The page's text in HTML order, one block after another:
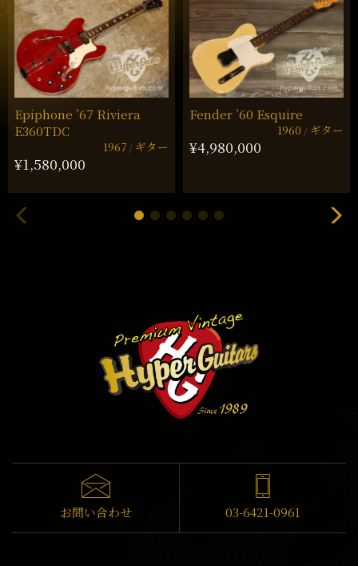
Epiphone ’67 Riviera
E360TDC
1967 ギター
¥1,580,000
Fender ’60 Esquire
1960 ギター
¥4,980,000
お問い合わせ 03-6421-0961